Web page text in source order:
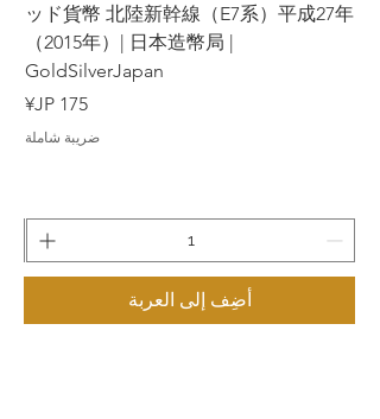
ッド貨幣 北陸新幹線（E7系）平成27年
（2015年）| 日本造幣局 |
GoldSilverJapan
السعر
ضريبة شاملة
أضِف إلى العربة